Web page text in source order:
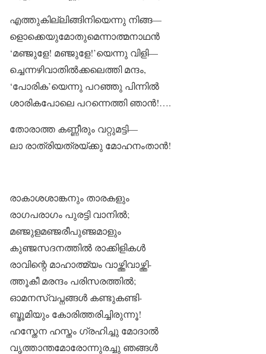
എത്തുകില്ലിങ്ങിനിയെന്നു നിങ്ങ—
ളൊക്കെയുമോതുമെന്നാത്മനാഥൻ
‘മഞ്ജുളേ! മഞ്ജുളേ!’യെന്നു വിളി—
ച്ചെന്നഴിവാതിൽക്കലെത്തി മന്ദം,
‘പോരിക’യെന്നു പറഞ്ഞു പിന്നിൽ
ശാരികപോലെ പറന്നെത്തി ഞാൻ!….
തോരാത്ത കണ്ണീരും വറ്റുമട്ടി—
ലാ രാത്രിയത്രയ്ക്കു മോഹനംതാൻ!
രാകാശശാങ്കനും താരകളും
രാഗപരാഗം പുരട്ടി വാനിൽ;
മഞ്ജുളമഞ്ജരീപുഞ്ജമാളും
കുഞ്ജസദനത്തിൽ രാക്കിളികൾ
രാവിന്റെ മാഹാത്മ്യം വാഴ്ത്തിവാഴ്ത്തി-
ത്തൂകീ മരന്ദം പരിസരത്തിൽ;
ഓമനസ്വപ്നങ്ങൾ കണ്ടുകണ്ടി-
ബ്ഭൂമിയും കോരിത്തരിച്ചിരുന്നൂ!
ഹസ്തേന ഹസ്തം ഗ്രഹിച്ചു മോദാൽ
വൃത്താന്തമോരോന്നുരച്ചു ഞങ്ങൾ